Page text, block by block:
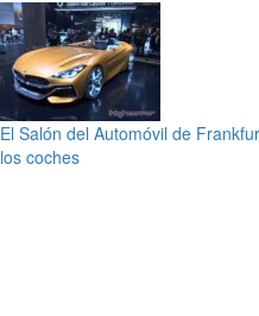
El Salón del Automóvil de
los coches